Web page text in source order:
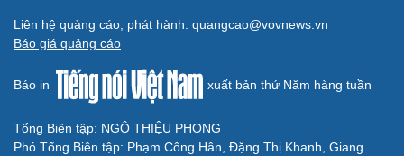
Liên hệ quảng cáo, phát hành: quangcao@vovnews.vn
Báo giá quảng cáo
Báo in xuất bản thứ Năm hàng tuần
Tổng Biên tập: NGÔ THIỆU PHONG
Phó Tổng Biên tập: Phạm Công Hân, Đặng Thị Khanh, Giang